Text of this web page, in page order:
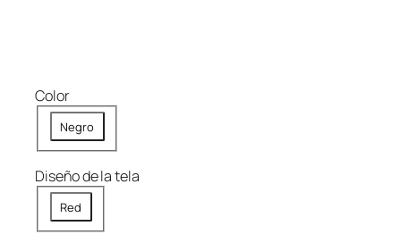
Color
Negro
Diseño de la tela
Red